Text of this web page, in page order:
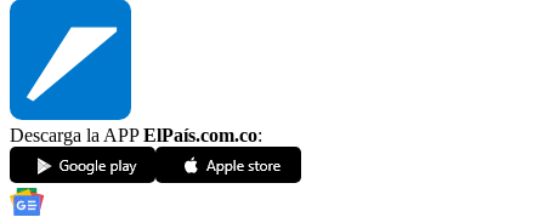
Descarga la APPElPaís.com.co: